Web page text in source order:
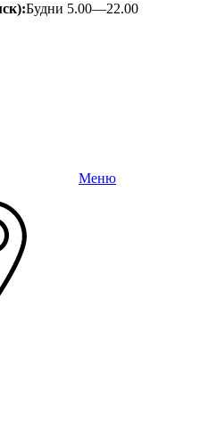
Будни 5.00—22.00
Меню